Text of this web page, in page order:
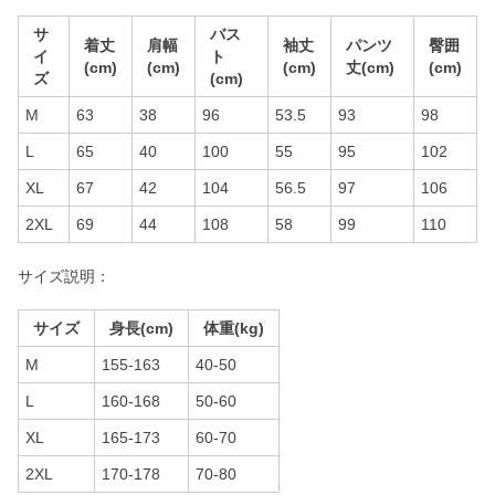
サ
イ
ズ
着丈
(cm)
肩幅
(cm)
バス
ト
(cm)
袖丈
(cm)
パンツ
丈(cm)
臀囲
(cm)
M 63 38 96 53.5 93 98
L 65 40 100 55 95 102
XL 67 42 104 56.5 97 106
2XL 69 44 108 58 99 110
サイズ説明：
サイズ 身長(cm) 体重(kg)
M 155-163 40-50
L 160-168 50-60
XL 165-173 60-70
2XL 170-178 70-80